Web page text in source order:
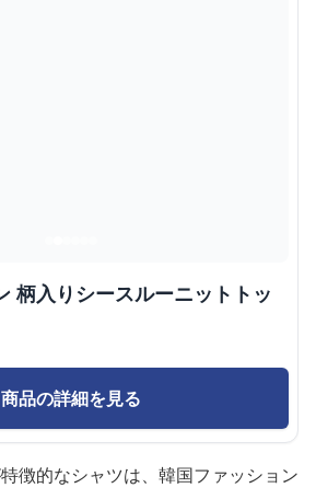
柄入りシースルーニットトッ
商品の詳細を見る
徴的なシャツは、韓国ファッション